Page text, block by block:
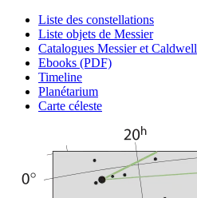
Liste des constellations
Liste objets de Messier
Catalogues Messier et Caldwell
Ebooks (PDF)
Timeline
Planétarium
Carte céleste